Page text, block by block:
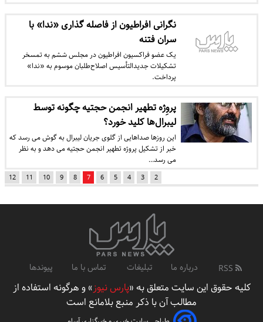
نگرانی افراطیون از فاصله گذاری «ندا» با
سران فتنه
یک عضو فراکسیون افراطیون در مجلس ششم به تمسخر
تشکیلات جدید‌التأسیس اصلاح‌طلبان موسوم به «ندا»
پرداخت.
پروِژه تطهیر انجمن حجتیه چگونه توسط
لیبرال‌ها کلید خورد؟
این روزها صداهایی از گلوی جریان لیبرال به گوش می رسد که
خبر از تشکیل پروژه تطهیر انجمن حجتیه می دهد و به نظر
می رسد…
2
3
4
5
6
7
8
9
10
11
12
درباره ما تبلیغات تماس با ما پیوندها
کلیه حقوق این سایت متعلق به «پارس نیوز» و هرگونه استفاده از
مطالب آن با ذکر منبع بلامانع است